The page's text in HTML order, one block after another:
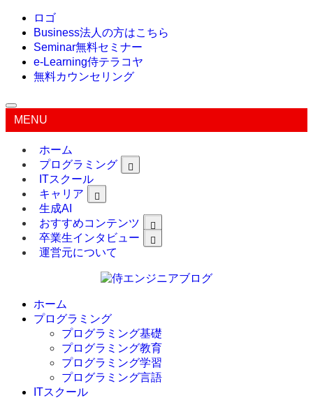
ロゴ
Business法人の方はこちら
Seminar無料セミナー
e-Learning侍テラコヤ
無料カウンセリング
MENU
ホーム
プログラミング
ITスクール
キャリア
生成AI
おすすめコンテンツ
卒業生インタビュー
運営元について
ホーム
プログラミング
プログラミング基礎
プログラミング教育
プログラミング学習
プログラミング言語
ITスクール